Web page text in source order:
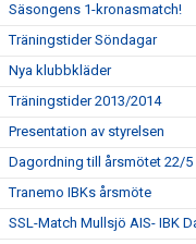
Säsongens 1-kronasmatch!
Träningstider Söndagar
Nya klubbkläder
Träningstider 2013/2014
Presentation av styrelsen
Dagordning till årsmötet 22/5
Tranemo IBKs årsmöte
SSL-Match Mullsjö AIS- IBK